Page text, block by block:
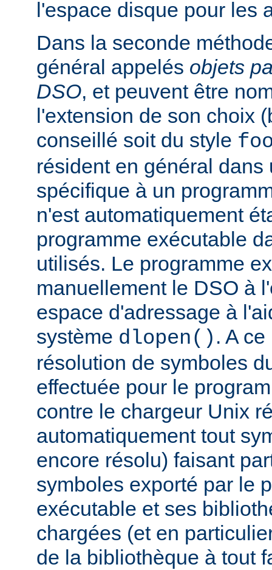
l'espace disque pour les
Dans la seconde
général appelés objets
DSO, et peuvent être
l'extension de son choix
conseillé soit du style
résident en général dans
spécifique à un
n'est automatiquement
programme exécutable
utilisés. Le programme
manuellement le DSO à
espace d'adressage à
système dlopen() . A
résolution de symboles
effectuée pour le
contre le chargeur Unix
automatiquement tout
encore résolu) faisant
symboles exporté par le
exécutable et ses
chargées (et en
de la bibliothèque à tout